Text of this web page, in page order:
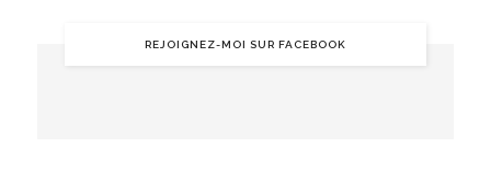
REJOIGNEZ-MOI SUR FACEBOOK